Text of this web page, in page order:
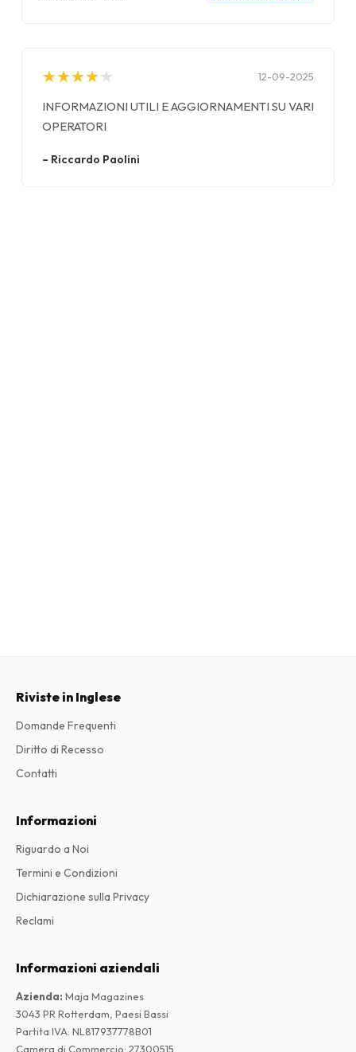
★
★★
★★
★★
★★
★ 12-09-2025
INFORMAZIONI UTILI E AGGIORNAMENTI SU VARI
OPERATORI
– Riccardo Paolini
Riviste in Inglese
Domande Frequenti
Diritto di Recesso
Contatti
Informazioni
Riguardo a Noi
Termini e Condizioni
Dichiarazione sulla Privacy
Reclami
Informazioni aziendali
Azienda: Maja Magazines
3043 PR Rotterdam, Paesi Bassi
Partita IVA: NL817937778B01
Camera di Commercio: 27300515